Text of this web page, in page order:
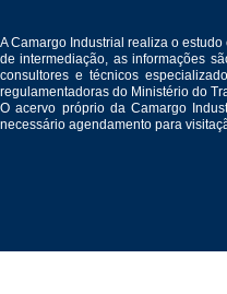
A Camargo Industrial realiza o
de intermediação, as informações
consultores e técnicos
regulamentadoras do Ministério do
O acervo próprio da Camargo
necessário agendamento para